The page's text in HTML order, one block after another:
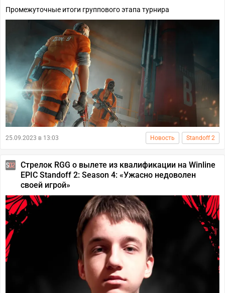
Промежуточные итоги группового этапа турнира
25.09.2023 в 13:03 Новость Standoff 2
Стрелок RGG о вылете из квалификации на Winline
EPIC Standoff 2: Season 4: «Ужасно недоволен
своей игрой»